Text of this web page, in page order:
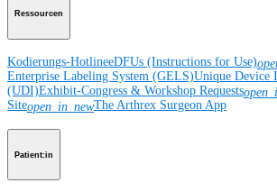
Ressourcen
Kodierungs-HotlineeDFUs (Instructions for Use)
Enterprise Labeling System (GELS)Unique Device
(UDI)Exhibit-Congress & Workshop Requests
Siteopen_in_newThe Arthrex Surgeon App
Patient:in